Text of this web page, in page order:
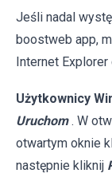
Jeśli nadal
boostweb app,
Internet Explorer
Użytkownicy
Uruchom . W
otwartym oknie
następnie kliknij